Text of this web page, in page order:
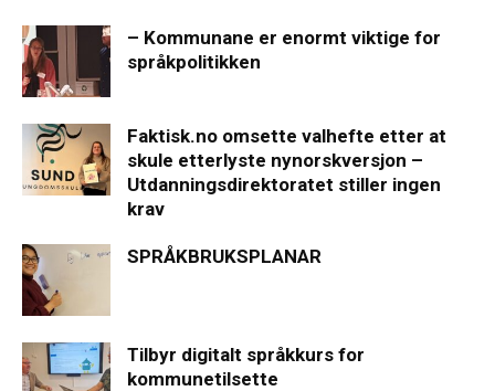
– Kommunane er enormt viktige for
språkpolitikken
Faktisk.no omsette valhefte etter at
skule etterlyste nynorskversjon –
Utdanningsdirektoratet stiller ingen
krav
SPRÅKBRUKSPLANAR
Tilbyr digitalt språkkurs for
kommunetilsette